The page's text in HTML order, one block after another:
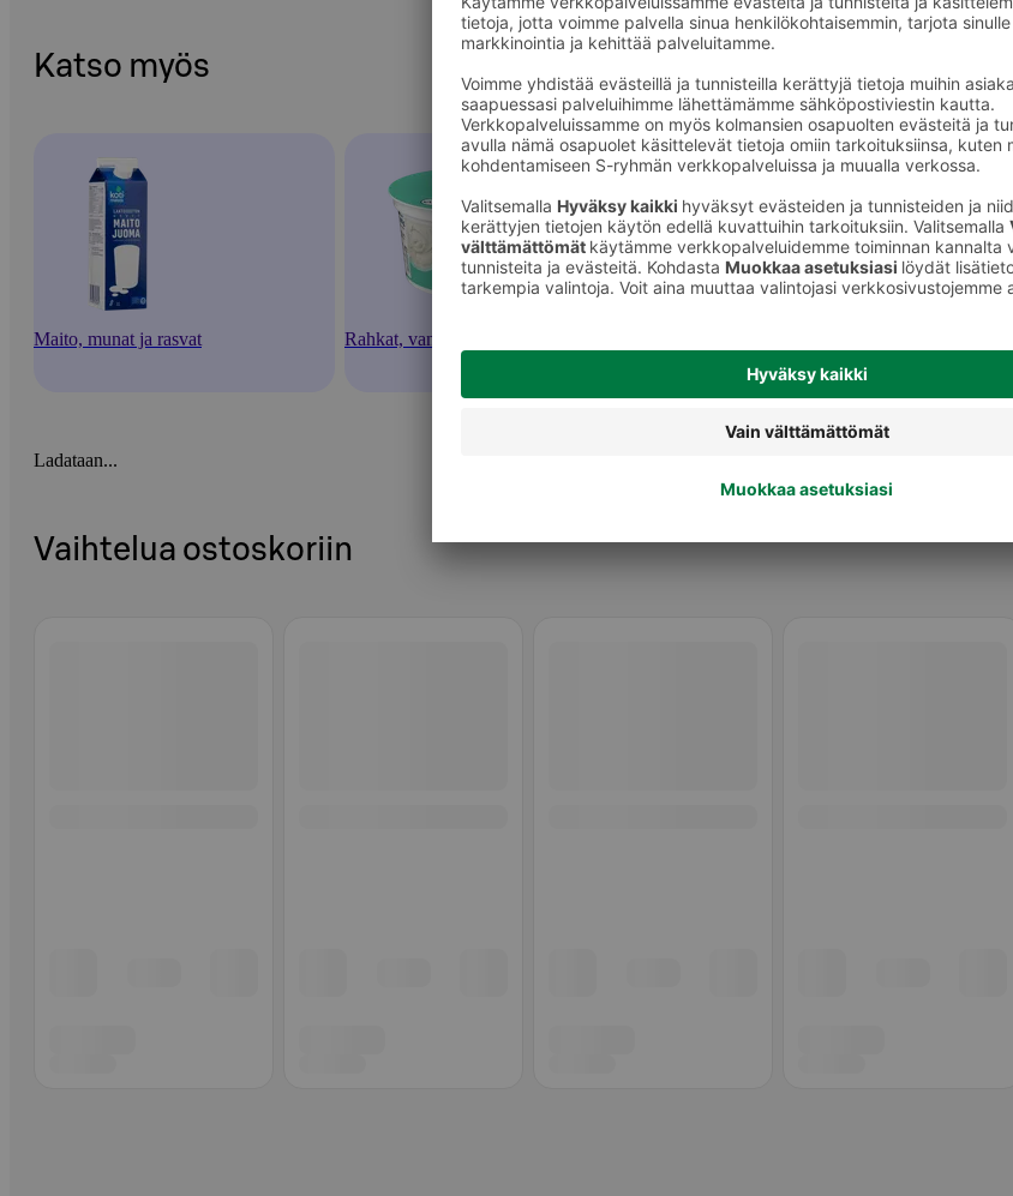
Katso myös
Maito, munat ja rasvat Rahkat, vanukkaat ja jälkiruoka
Ladataan...
Vaihtelua ostoskoriin